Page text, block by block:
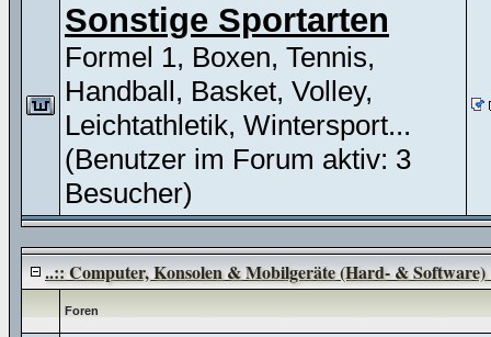
Sonstige Sportarten
Formel 1, Boxen, Tennis,
Handball, Basket, Volley,
Leichtathletik, Wintersport...
(Benutzer im Forum aktiv: 3
Besucher)
..:: Computer, Konsolen & Mobilgeräte (Hard- & Software)
Foren